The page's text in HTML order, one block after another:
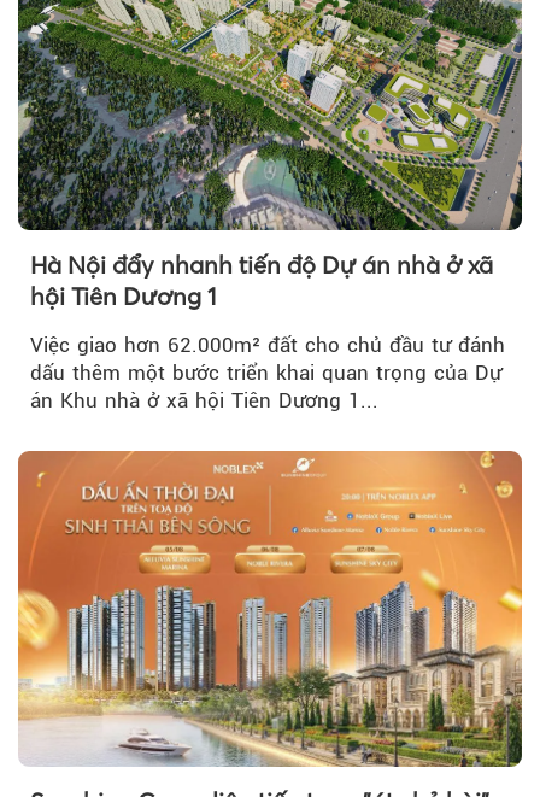
Hà Nội đẩy nhanh tiến độ Dự án nhà ở xã
hội Tiên Dương 1
Việc giao hơn 62.000m² đất cho chủ đầu tư đánh
dấu thêm một bước triển khai quan trọng của Dự
án Khu nhà ở xã hội Tiên Dương 1...